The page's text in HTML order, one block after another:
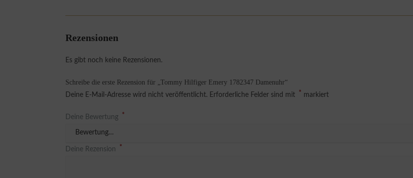
Rezensionen
Es gibt noch keine Rezensionen.
Schreibe die erste Rezension für „Tommy Hilfiger Emery 1782347 Damenuhr“
Deine E-Mail-Adresse wird nicht veröffentlicht. Erforderliche Felder sind mit * markiert
Deine Bewertung *
Deine Rezension *